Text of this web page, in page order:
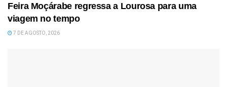
Feira Moçárabe regressa a Lourosa para uma
viagem no tempo
7 DE AGOSTO, 2026